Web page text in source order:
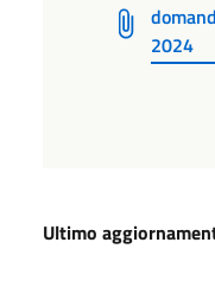
2024
Ultimo